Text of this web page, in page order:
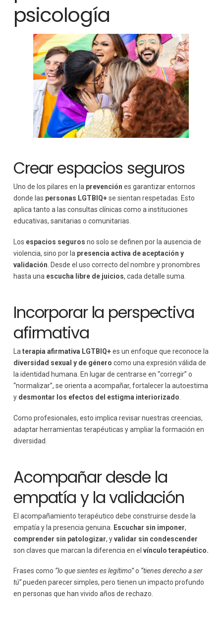
psicología
Crear espacios seguros
Uno de los pilares en la prevención es garantizar entornos
donde las personas LGTBIQ+se sientan respetadas. Esto
aplica tanto a las consultas clínicas como a instituciones
educativas, sanitarias o comunitarias.
Los espacios seguros no solo se definen por la ausencia de
violencia, sino por la presencia activa de aceptación y
validación . Desde el uso correcto del nombre y pronombres
hasta una escucha libre de juicios, cada detalle suma.
Incorporar la perspectiva
afirmativa
Laterapia afirmativa LGTBIQ+es un enfoque que reconoce la
diversidad sexual y de género como una expresión válida de
la identidad humana. En lugar de centrarse en “corregir” o
“normalizar”, se orienta a acompañar, fortalecer la autoestima
y desmontar los efectos del estigma interiorizado.
Como profesionales, esto implica revisar nuestras creencias,
adaptar herramientas terapéuticas y ampliar la formación en
diversidad.
Acompañar desde la
empatía y la validación
El acompañamiento terapéutico debe construirse desde la
empatía y la presencia genuina.
Escuchar sin imponer,
comprender sin patologizar, yvalidar sin condescender
son claves que marcan la diferencia en el vínculo terapéutico.
Frases como “lo que sientes es legítimo”o “tienes derecho a ser
tú”pueden parecer simples, pero tienen un impacto profundo
en personas que han vivido años de rechazo.